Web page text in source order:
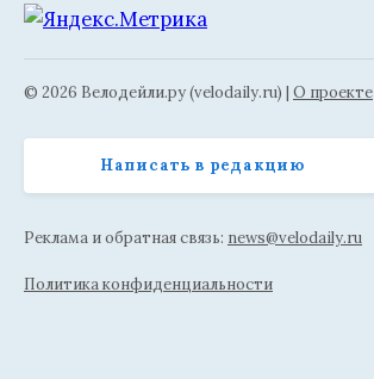
© 2026 Велодейли.ру (velodaily.ru) | О проекте
Написать в редакцию
Реклама и обратная связь: news@velodaily.ru
Политика конфиденциальности